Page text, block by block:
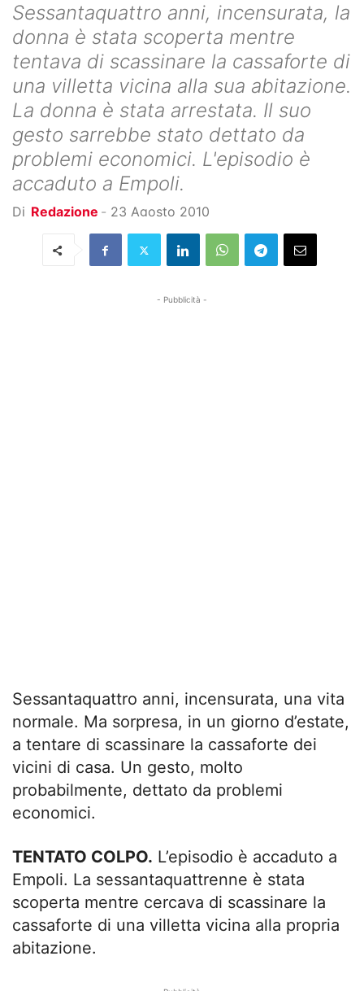
Sessantaquattro anni, incensurata, la
donna è stata scoperta mentre
tentava di scassinare la cassaforte di
una villetta vicina alla sua abitazione.
La donna è stata arrestata. Il suo
gesto sarrebbe stato dettato da
problemi economici. L'episodio è
accaduto a Empoli.
Di Redazione - 23 Agosto 2010
- Pubblicità -
Sessantaquattro anni, incensurata, una vita
normale. Ma sorpresa, in un giorno d’estate,
a tentare di scassinare la cassaforte dei
vicini di casa. Un gesto, molto
probabilmente, dettato da problemi
economici.
TENTATO COLPO. L’episodio è accaduto a
Empoli. La sessantaquattrenne è stata
scoperta mentre cercava di scassinare la
cassaforte di una villetta vicina alla propria
abitazione.